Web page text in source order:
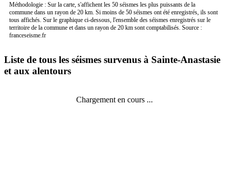
Méthodologie : Sur la carte, s'affichent les 50 séismes les plus puissants de la
commune dans un rayon de 20 km. Si moins de 50 séismes ont été enregistrés, ils sont
tous affichés. Sur le graphique ci-dessous, l'ensemble des séismes enregistrés sur le
territoire de la commune et dans un rayon de 20 km sont comptabilisés. Source :
franceseisme.fr
Liste de tous les séismes survenus à Sainte-Anastasie
et aux alentours
Chargement en cours ...